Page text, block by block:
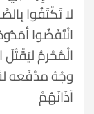
لَا تَكْتَفُوا
انْتَفَضُوا
الْمُحْرِمُ لِيَقْتُلَ
وَجْهُ مَدْفَعِهِ
آذَانَهُمْ